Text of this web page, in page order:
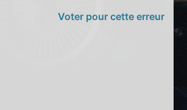
Voter pour cette erreur